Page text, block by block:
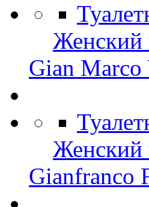
Женский
Gian Marco
Женский
Gianfranco